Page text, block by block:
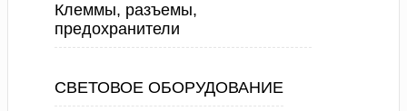
Клеммы, разъемы,
предохранители
СВЕТОВОЕ ОБОРУДОВАНИЕ